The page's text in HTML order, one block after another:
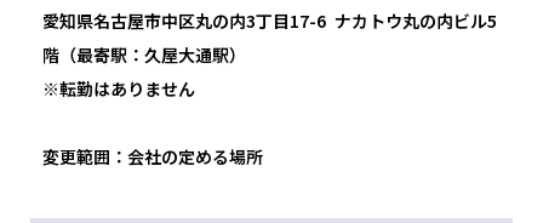
愛知県名古屋市中区丸の内3丁目17-6 ナカトウ丸の内ビル5
階（最寄駅：久屋大通駅）
※転勤はありません
変更範囲：会社の定める場所